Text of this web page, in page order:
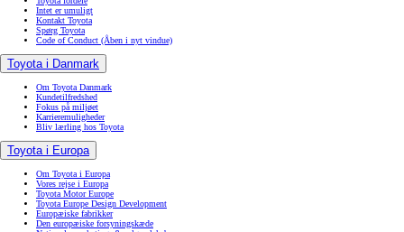
Intet er umuligt
Kontakt Toyota
Spørg Toyota
Code of Conduct (Åben i nyt vindue)
Toyota i Danmark
Om Toyota Danmark
Kundetilfredshed
Fokus på miljøet
Karrieremuligheder
Bliv lærling hos Toyota
Toyota i Europa
Om Toyota i Europa
Vores rejse i Europa
Toyota Motor Europe
Toyota Europe Design Development
Europæiske fabrikker
Den europæiske forsyningskæde